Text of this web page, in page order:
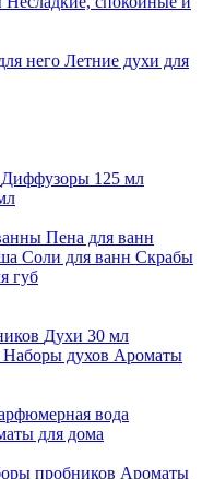
него Летние духи для
Диффузоры 125 мл
Пена для ванн
Соли для ванн Скрабы
губ
Духи 30 мл
Наборы духов Ароматы
вода
для дома
пробников Ароматы